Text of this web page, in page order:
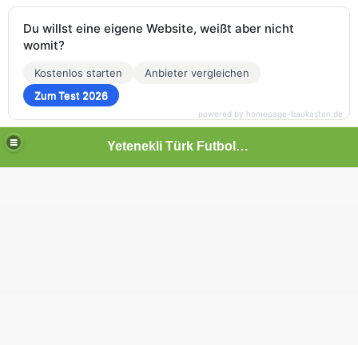
Yetenekli Türk Futbolcular
Du willst eine eigene Website, weißt aber nicht
womit?
Kostenlos starten
Anbieter vergleichen
Zum Test 2026
powered by homepage-baukasten.de